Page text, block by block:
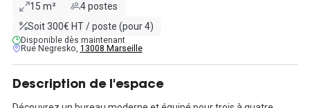
15 m²
4 postes
Soit 300€ HT / poste (pour 4)
Disponible dès maintenant
Rue Negresko, 13008 Marseille
Description de l'espace